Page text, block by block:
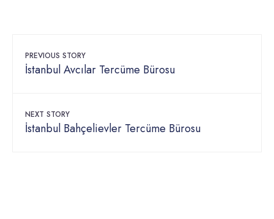
PREVIOUS STORY
İstanbul Avcılar Tercüme Bürosu
NEXT STORY
İstanbul Bahçelievler Tercüme Bürosu